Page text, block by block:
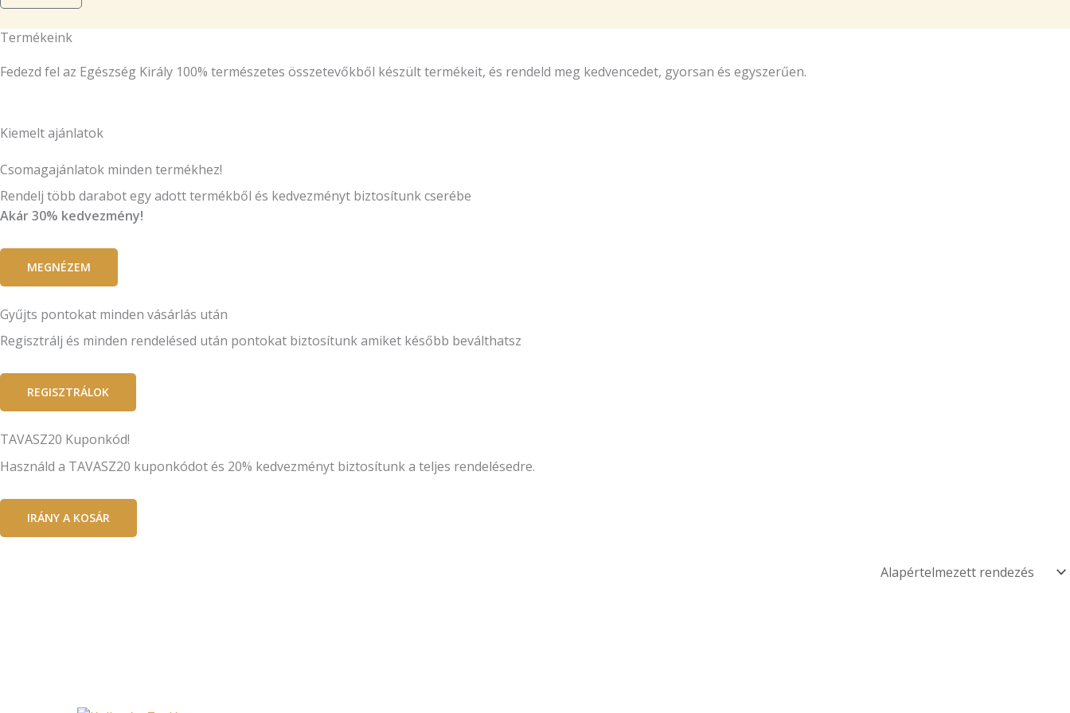
Termékeink
Fedezd fel az Egészség Király 100% természetes összetevőkből készült termékeit, és rendeld meg kedvencedet, gyorsan és egyszerűen.
Kiemelt ajánlatok
Csomagajánlatok minden termékhez!
Rendelj több darabot egy adott termékből és kedvezményt biztosítunk cserébe
Akár 30% kedvezmény!
MEGNÉZEM
Gyűjts pontokat minden vásárlás után
Regisztrálj és minden rendelésed után pontokat biztosítunk amiket később beválthatsz
REGISZTRÁLOK
TAVASZ20 Kuponkód!
Használd a TAVASZ20 kuponkódot és 20% kedvezményt biztosítunk a teljes rendelésedre.
IRÁNY A KOSÁR